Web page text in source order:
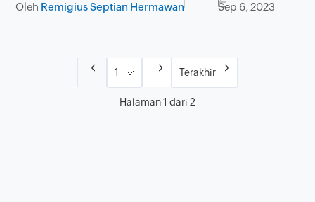
Oleh Remigius Septian Hermawan Sep 6, 2023
Halaman 1 dari 2
Terakhir